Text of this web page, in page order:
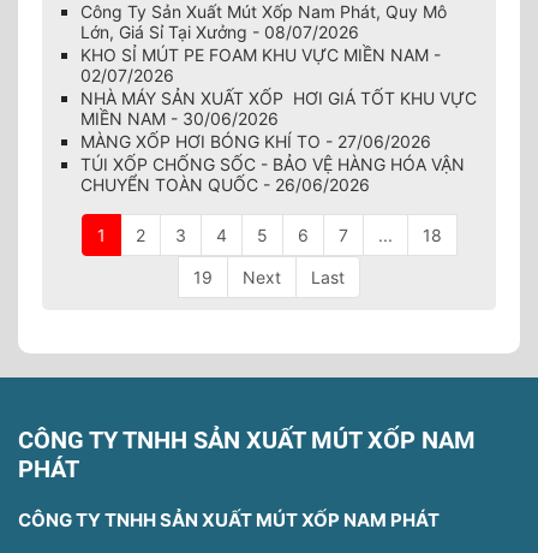
Công Ty Sản Xuất Mút Xốp Nam Phát, Quy Mô
Lớn, Giá Sỉ Tại Xưởng - 08/07/2026
KHO SỈ MÚT PE FOAM KHU VỰC MIỀN NAM -
02/07/2026
NHÀ MÁY SẢN XUẤT XỐP HƠI GIÁ TỐT KHU VỰC
MIỀN NAM - 30/06/2026
MÀNG XỐP HƠI BÓNG KHÍ TO - 27/06/2026
TÚI XỐP CHỐNG SỐC - BẢO VỆ HÀNG HÓA VẬN
CHUYỂN TOÀN QUỐC - 26/06/2026
1 2 3 4 5 6 7 ... 18
19 Next Last
CÔNG TY TNHH SẢN XUẤT MÚT XỐP NAM
PHÁT
CÔNG TY TNHH SẢN XUẤT MÚT XỐP NAM PHÁT